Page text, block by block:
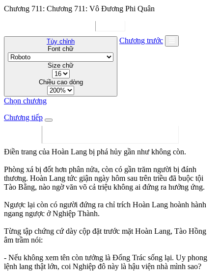
Chương 711: Chương 711: Vô Đương Phi Quân
Tùy chỉnh
Font chữ
Size chữ
Chiều cao dòng
Chương trước
Chọn chương
Chương tiếp
Điền trang của Hoàn Lang bị phá hủy gần như không còn.
Phòng xá bị đốt hơn phân nửa, còn có gần trăm người bị đánh
thương. Hoàn Lang tức giận ngày hôm sau trên triều đã buộc tội
Tào Bằng, nào ngờ văn võ cả triệu không ai đứng ra hưởng ứng.
Ngược lại còn có người đứng ra chỉ trích Hoàn Lang hoành hành
ngang ngược ở Nghiệp Thành.
Từng tập chứng cứ dày cộp đặt trước mặt Hoàn Lang, Tào Hồng
âm trầm nói:
- Nếu không xem tên còn tưởng là Đổng Trác sống lại. Uy phong
lệnh lang thật lớn, coi Nghiệp đô này là hậu viện nhà mình sao?